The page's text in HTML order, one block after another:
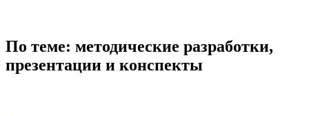
По теме: методические разработки,
презентации и конспекты